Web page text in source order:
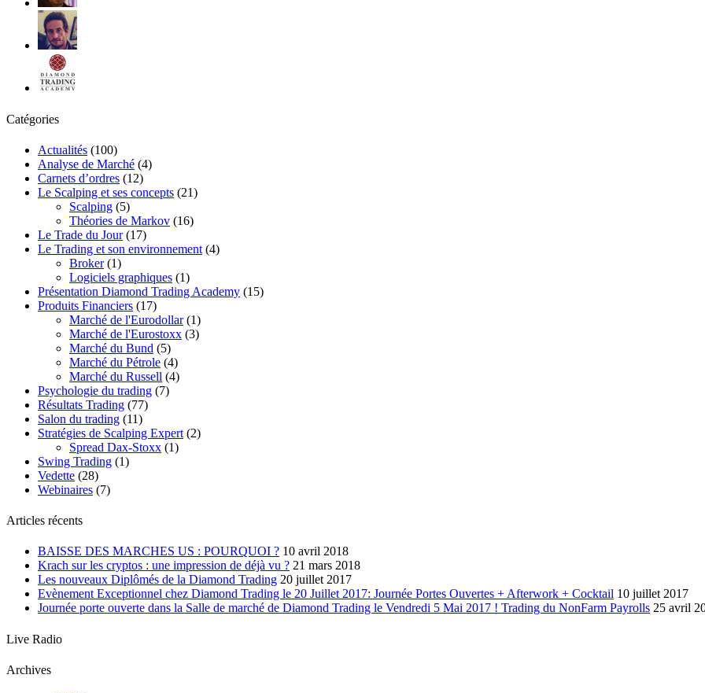
Catégories
Actualités (100)
Analyse de Marché (4)
Carnets d’ordres (12)
Le Scalping et ses concepts (21)
Scalping (5)
Théories de Markov (16)
Le Trade du Jour(17)
Le Trading et son environnement (4)
Broker(1)
Logiciels graphiques (1)
Présentation Diamond Trading Academy (15)
Produits Financiers (17)
Marché de l'Eurodollar(1)
Marché de l'Eurostoxx (3)
Marché du Bund (5)
Marché du Pétrole (4)
Marché du Russell (4)
Psychologie du trading (7)
Résultats Trading (77)
Salon du trading (11)
Stratégies de Scalping Expert (2)
Spread Dax-Stoxx (1)
Swing Trading (1)
Vedette (28)
Webinaires (7)
Articles récents
BAISSE DES MARCHES US : POURQUOI ? 10 avril 2018
Krach sur les cryptos : une impression de déjà vu ? 21 mars 2018
Les nouveaux Diplômés de la Diamond Trading 20 juillet 2017
Evènement Exceptionnel chez Diamond Trading le 20 Juillet 2017: Journée Portes Ouvertes + Afterwork + Cocktail 10 juillet 2017
Journée porte ouverte dans la Salle de marché de Diamond Trading le Vendredi 5 Mai 2017 ! Trading du NonFarm Payrolls 25 avril
Live Radio
Archives